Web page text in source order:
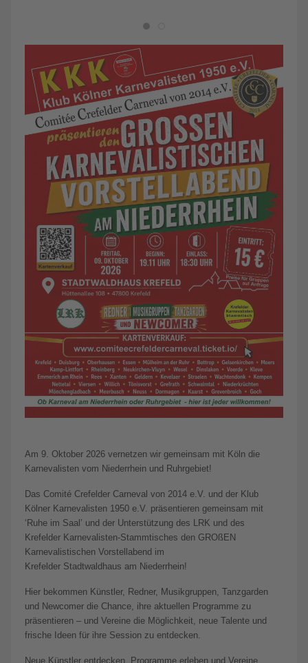
Am 9. Oktober 2026 vernetzen wir gemeinsam mit Köln die
Karnevalisten vom Niederrhein und Ruhrgebiet!
Das Comité Crefelder Carneval von 2014 e.V. und der Klub
Kölner Karnevalisten 1950 e.V. präsentieren gemeinsam mit
‘Ruhe im Saal’ und der Unterstützung des LRK und des
Krefelder Karnevalisten-Stammtisches den GROßEN
Karnevalistischen Vorstellabend im
Krefelder Stadtwaldhaus am Niederrhein!
Hier bekommen Künstler, Redner, Musikgruppen, Tanzgarden
und Newcomer die Chance, ihre aktuellen Programme zu
präsentieren – und Vereine die Möglichkeit, neue Talente und
frische Ideen für ihre Session zu entdecken.
Neue Künstler entdecken, Programme erleben und Vereine